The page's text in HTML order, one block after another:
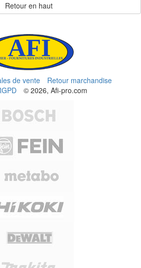
Retour en haut
de vente
Retour marchandise
© 2026, Afi-pro.com